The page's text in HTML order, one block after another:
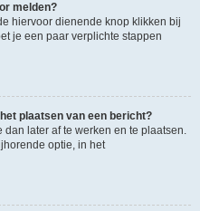
melden?
hiervoor dienende knop klikken bij
je een paar verplichte stappen
plaatsen van een bericht?
later af te werken en te plaatsen.
optie, in het